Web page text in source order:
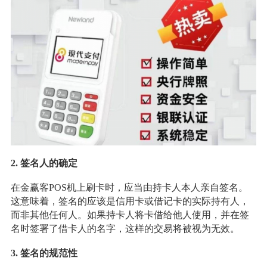
2. 签名人的确定
在金赢客POS机上刷卡时，应当由持卡人本人亲自签名。
这意味着，签名的应该是信用卡或借记卡的实际持有人，
而非其他任何人。如果持卡人将卡借给他人使用，并在签
名时签署了借卡人的名字，这样的交易将被视为无效。
3. 签名的规范性